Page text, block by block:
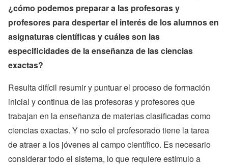
¿cómo podemos preparar a las profesoras y
profesores para despertar el interés de los alumnos en
asignaturas científicas y cuáles son las
especificidades de la enseñanza de las ciencias
exactas?
Resulta difícil resumir y puntuar el proceso de formación
inicial y continua de las profesoras y profesores que
trabajan en la enseñanza de materias clasificadas como
ciencias exactas. Y no solo el profesorado tiene la tarea
de atraer a los jóvenes al campo científico. Es necesario
considerar todo el sistema, lo que requiere estímulo a